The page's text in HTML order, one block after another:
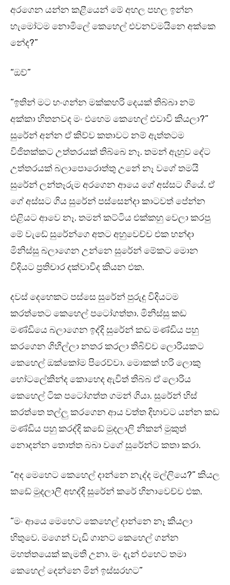
අරගෙන යන්න කළීයෙන් මේ අහල පහල ඉන්න
හැමෝටම නොමිලේ කෙහෙල් එවනවමයිනෙ අක්කෙ
නේද?”
“ඔව්”
“ඉතින් මට හංගන්න මක්කහරි දෙයක් තිබ්බා නම්
අක්කා හිතනවද මං එහෙම කෙහෙල් එවාවි කියලා?”
සුරේන් අන්න ඒ කිව්ව කතාවට නම් ඇත්තටම
විජිතක්කට උත්තරයක් තිබ්බෙ නෑ. තමන් ඇහුව දේට
උත්තරයක් බලාපොරොත්තු උනේ නෑ වගේ තමයි
සුරේන් ලන්තෑරුම අරගෙන ආයෙ ගේ අස්සට ගියේ. ඒ
ගේ අස්සට ගිය සුරේන් පස්සෙන්දා කාටවත් පේන්න
එළියට ආවෙ නෑ. තමන් කට්ටිය එක්කහු වෙලා කරපු
මේ වැඩේ සුරේන්ගෙ අතට අහුවෙච්ච එක හන්දා
මිනිස්සු බලාගෙන උන්නෙ සුරේන් මේකට මොන
විදියට ප්‍රතිචාර දක්වාවිද කියන එක.
දවස් දෙහෙකට පස්සෙ සුරේන් පුරුදු විදියටම
කරත්තෙට කෙහෙල් පටෝගත්තා. මිනිස්සු කඩ
මණ්ඩියෙ බලාගෙන ඉද්දි සුරේන් කඩ මණ්ඩිය පහු
කරගෙන ගිහිල්ලා නතර කරලා තිබිච්ච ලොරියකට
කෙහෙල් ඔක්කෝම පිරෙව්වා. මොකක් හරි ලොකු
හෝටලේකින්ද කොහෙද ඇවිත් තිබ්බ ඒ ලොරිය
කෙහෙල් ටික පටෝගත්ත ගමන් ගියා. සුරේන් හිස්
කරත්තෙ තල්ලු කරගෙන ආය වත්ත දිහාවට යන්න කඩ
මණ්ඩිය පහු කරද්දි කඩේ මුදලාලි නිකන් මුකුත්
නොදන්න තොත්ත බබා වගේ සුරේන්ට කතා කරා.
“අද මෙහෙට කෙහෙල් දාන්නෙ නැද්ද මල්ලියෙ?” කියල
කඩේ මුදලාලි අහද්දි සුරේන් කරේ හිනාවෙච්ච එක.
“මං ආයෙ මෙහෙට කෙහෙල් දාන්නෙ නෑ කියලා
හිතුවෙ. මගෙන් වැඩි ගානට කෙහෙල් ගන්න
මහත්තයෙක් කැමති උනා. මං දැන් එහෙට තමා
කෙහෙල් දෙන්නෙ මින් ඉස්සරහට”